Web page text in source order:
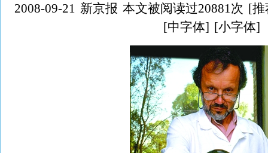
2008-09-21 新京报 本文被阅读过20881次 [
[中字体] [小字体]